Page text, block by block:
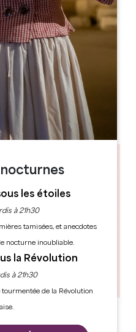
Leaflet
EMILION
nocturnes
les étoiles
à 21h30
tamisées, et anecdotes
nocturne inoubliable.
la Révolution
à 21h30
de la Révolution